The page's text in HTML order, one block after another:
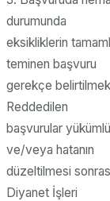
durumunda
eksikliklerin
teminen başvuru
gerekçe
Reddedilen
başvurular
ve/veya hatanın
düzeltilmesi
Diyanet İşleri